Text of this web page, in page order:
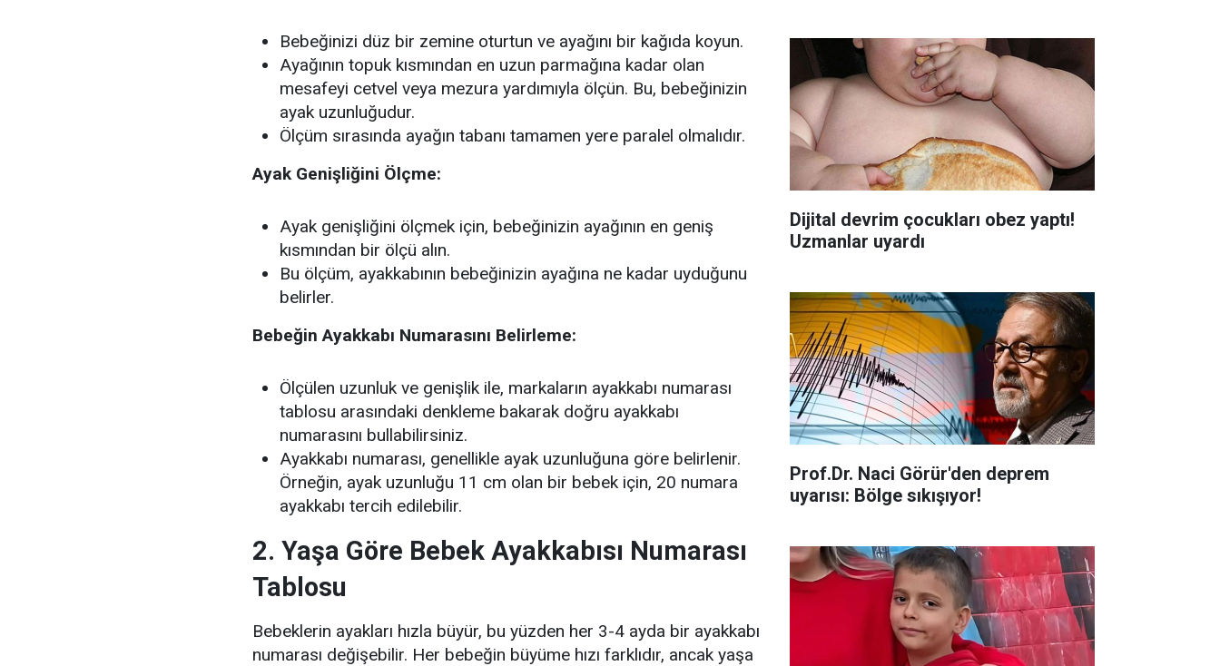
Bebeğinizi düz bir zemine oturtun ve ayağını bir kağıda koyun.
Ayağının topuk kısmından en uzun parmağına kadar olan
mesafeyi cetvel veya mezura yardımıyla ölçün. Bu, bebeğinizin
ayak uzunluğudur.
Ölçüm sırasında ayağın tabanı tamamen yere paralel olmalıdır.
Ayak Genişliğini Ölçme:
Ayak genişliğini ölçmek için, bebeğinizin ayağının en geniş
kısmından bir ölçü alın.
Bu ölçüm, ayakkabının bebeğinizin ayağına ne kadar uyduğunu
belirler.
Bebeğin Ayakkabı Numarasını Belirleme:
Ölçülen uzunluk ve genişlik ile, markaların ayakkabı numarası
tablosu arasındaki denkleme bakarak doğru ayakkabı
numarasını bullabilirsiniz.
Ayakkabı numarası, genellikle ayak uzunluğuna göre belirlenir.
Örneğin, ayak uzunluğu 11 cm olan bir bebek için, 20 numara
ayakkabı tercih edilebilir.
2. Yaşa Göre Bebek Ayakkabısı Numarası
Tablosu
Bebeklerin ayakları hızla büyür, bu yüzden her 3-4 ayda bir ayakkabı
numarası değişebilir. Her bebeğin büyüme hızı farklıdır, ancak yaşa
Dijital devrim çocukları obez yaptı!
Uzmanlar uyardı
Prof.Dr. Naci Görür'den deprem
uyarısı: Bölge sıkışıyor!